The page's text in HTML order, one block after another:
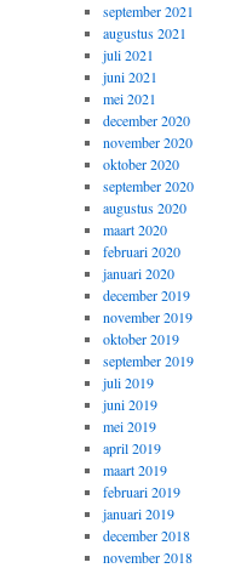
september 2021
augustus 2021
juli 2021
juni 2021
mei 2021
december 2020
november 2020
oktober 2020
september 2020
augustus 2020
maart 2020
februari 2020
januari 2020
december 2019
november 2019
oktober 2019
september 2019
juli 2019
juni 2019
mei 2019
april 2019
maart 2019
februari 2019
januari 2019
december 2018
november 2018